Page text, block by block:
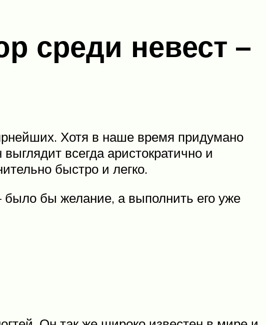
среди невест –
Хотя в наше время придумано
всегда аристократично и
быстро и легко.
было бы желание, а выполнить его уже